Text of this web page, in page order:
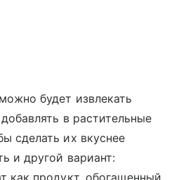
будет извлекать
в растительные
сделать их вкуснее
и другой вариант:
как продукт, обогащенный